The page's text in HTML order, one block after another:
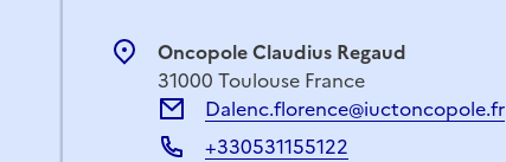
Oncopole Claudius Regaud
31000 Toulouse France
Dalenc.florence@iuctoncopole.fr
+330531155122